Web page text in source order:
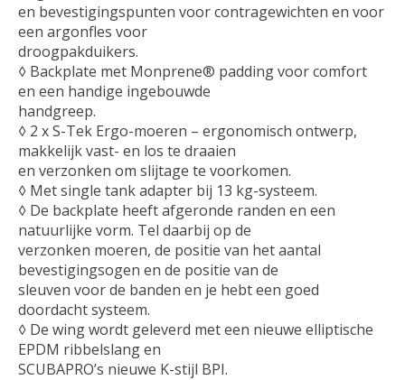
en bevestigingspunten voor contragewichten en voor
een argonfles voor
droogpakduikers.
◊ Backplate met Monprene® padding voor comfort
en een handige ingebouwde
handgreep.
◊ 2 x S-Tek Ergo-moeren – ergonomisch ontwerp,
makkelijk vast- en los te draaien
en verzonken om slijtage te voorkomen.
◊ Met single tank adapter bij 13 kg-systeem.
◊ De backplate heeft afgeronde randen en een
natuurlijke vorm. Tel daarbij op de
verzonken moeren, de positie van het aantal
bevestigingsogen en de positie van de
sleuven voor de banden en je hebt een goed
doordacht systeem.
◊ De wing wordt geleverd met een nieuwe elliptische
EPDM ribbelslang en
SCUBAPRO’s nieuwe K-stijl BPI.